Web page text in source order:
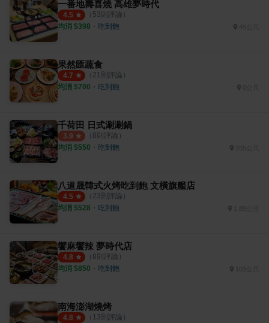
一番地壽喜燒 高雄夢時代
4.5 （ 53則評論）
均消 $398 ・ 吃到飽 45公尺
果然匯蔬食
4.7 （ 21則評論）
均消 $700 ・ 吃到飽
千荷田 日式涮涮鍋
3.9 （ 8則評論）
均消 $550 ・ 吃到飽 265公尺
八道晟韓式火烤吃到飽 文橫旗艦店
4.5 （ 23則評論）
均消 $528 ・ 吃到飽
饗麻饗辣 夢時代店
4.8 （ 8則評論）
均消 $850 ・ 吃到飽
南海澎湖燒烤
4.8 （ 13則評論）